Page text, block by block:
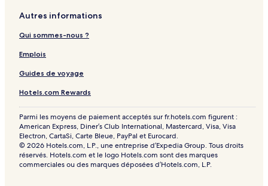
Autres informations
Qui sommes-nous ?
Emplois
Guides de voyage
Hotels.com Rewards
Parmi les moyens de paiement acceptés sur fr.hotels.com figurent :
American Express, Diner’s Club International, Mastercard, Visa, Visa
Electron, CartaSi, Carte Bleue, PayPal et Eurocard.
© 2026 Hotels.com, L.P., une entreprise d’Expedia Group. Tous droits
réservés. Hotels.com et le logo Hotels.com sont des marques
commerciales ou des marques déposées d’Hotels.com, L.P.